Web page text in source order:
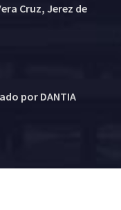
Cruz, Jerez de
por DANTIA